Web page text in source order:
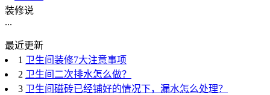
装修说
...
最近更新
1
卫生间装修7大注意事项
2
卫生间二次排水怎么做？
3
卫生间磁砖已经铺好的情况下，漏水怎么处理？